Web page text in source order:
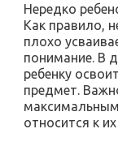
Нередко
Как правило,
плохо
понимание. В
ребенку
предмет.
относится к